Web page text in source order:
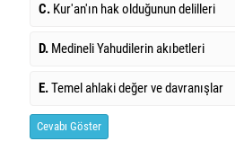
C. Kur'an'ın hak olduğunun delilleri
D. Medineli Yahudilerin akıbetleri
E.Temel ahlaki değer ve davranışlar
Cevabı Göster